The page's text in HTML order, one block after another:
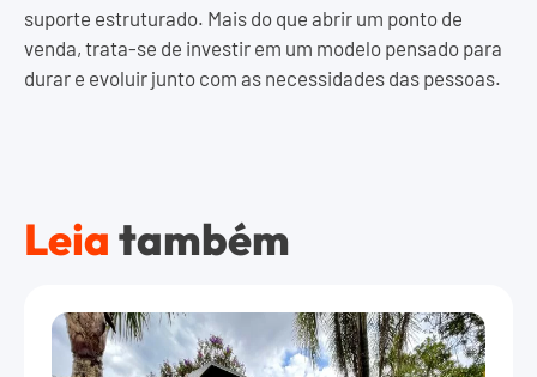
suporte estruturado. Mais do que abrir um ponto de
venda, trata-se de investir em um modelo pensado para
durar e evoluir junto com as necessidades das pessoas.
Leia também